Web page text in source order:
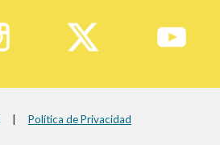
Política de Privacidad